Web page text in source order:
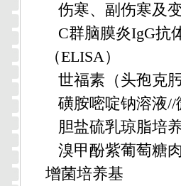
伤寒、副伤寒及
C群脑膜炎IgG抗
（ELISA）
世福素（头孢克
磺胺嘧啶钠溶液
胆盐硫乳琼脂培
溴甲酚紫葡萄糖
增菌培养基